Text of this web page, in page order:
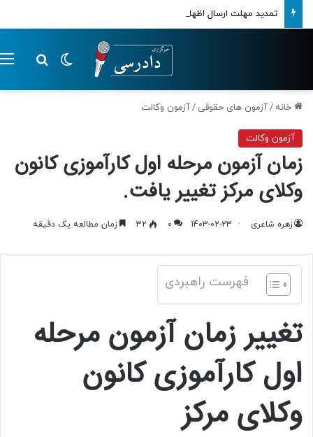
تمدید مهلت ارسال اظهارنامه‌های مالیاتی تا پایان تابستان 1405
تغییر پوسته
خانه /آزمون های حقوقی /آزمون وکالت
آزمون وکالت
زمان آزمون مرحله اول کارآموزی کانون
وکلای مرکز تغییر یافت.
زهره شاعری 1403-02-23
0
32 زمان مطالعه یک دقیقه
فهرست راهبردی
تغییر زمان آزمون مرحله
اول کارآموزی کانون
وکلای مرکز